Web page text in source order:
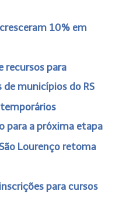
10% em
recursos para
municípios do RS
para a próxima etapa
Lourenço retoma
para cursos